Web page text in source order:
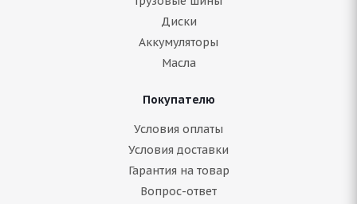
Antares Grip 20 225/50 R17 98H
Диски
Аккумуляторы
Масла
Покупателю
Условия оплаты
Условия доставки
Гарантия на товар
Вопрос-ответ